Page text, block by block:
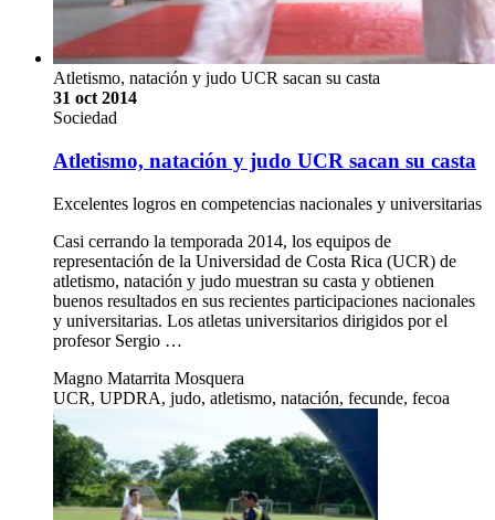
Atletismo, natación y judo UCR sacan su casta
31 oct 2014
Sociedad
Atletismo, natación y judo UCR sacan su casta
Excelentes logros en competencias nacionales y universitarias
Casi cerrando la temporada 2014, los equipos de
representación de la Universidad de Costa Rica (UCR) de
atletismo, natación y judo muestran su casta y obtienen
buenos resultados en sus recientes participaciones nacionales
y universitarias. Los atletas universitarios dirigidos por el
profesor Sergio …
Magno Matarrita Mosquera
UCR, UPDRA, judo, atletismo, natación, fecunde, fecoa